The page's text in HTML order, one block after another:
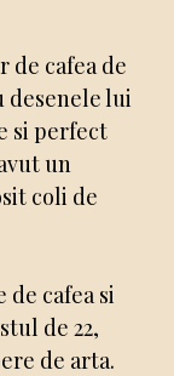
de cafea de
desenele lui
si perfect
un
coli de
de cafea si
de 22,
de arta.